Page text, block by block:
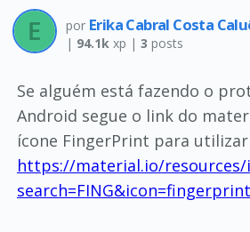
por Erika Cabral Costa
| 94.1kxp | 3 posts
Se alguém está fazendo o
Android segue o link do
ícone FingerPrint para
https://material.io/resources/